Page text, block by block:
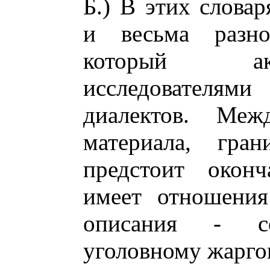
Б.) В этих
и весьма
который
диалектов.
материала,
предстоит
имеет
описания -
уголовному